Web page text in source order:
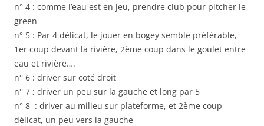
n° 4 : comme l’eau est en jeu, prendre club pour pitcher le
green
n° 5 : Par 4 délicat, le jouer en bogey semble préférable,
1er coup devant la rivière, 2ème coup dans le goulet entre
eau et rivière….
n° 6 : driver sur coté droit
n° 7 ; driver un peu sur la gauche et long par 5
n° 8 : driver au milieu sur plateforme, et 2ème coup
délicat, un peu vers la gauche